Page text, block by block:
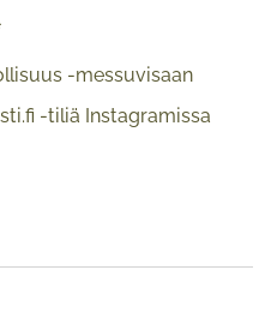
-messuvisaan
-tiliä Instagramissa